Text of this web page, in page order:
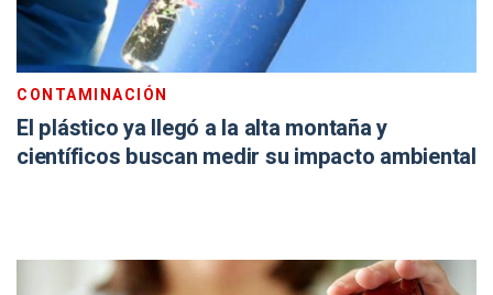
CONTAMINACIÓN
El plástico ya llegó a la alta montaña y
científicos buscan medir su impacto ambiental